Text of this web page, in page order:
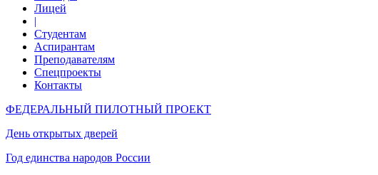
Лицей
|
Студентам
Аспирантам
Преподавателям
Спецпроекты
Контакты
ФЕДЕРАЛЬНЫЙ ПИЛОТНЫЙ ПРОЕКТ
День открытых дверей
Год единства народов России